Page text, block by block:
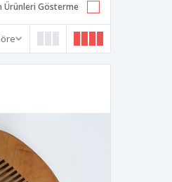
Ürünleri Gösterme